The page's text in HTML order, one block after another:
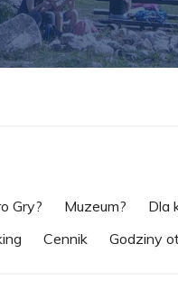
Gry? Muzeum? Dla
Cennik Godziny